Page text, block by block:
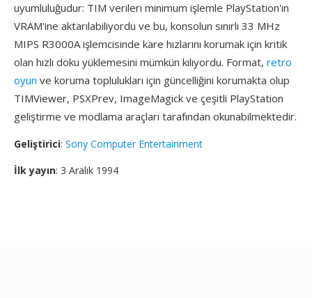
uyumluluğudur: TIM verileri minimum işlemle PlayStation'ın
VRAM'ine aktarılabiliyordu ve bu, konsolun sınırlı 33 MHz
MIPS R3000A işlemcisinde kare hızlarını korumak için kritik
olan hızlı doku yüklemesini mümkün kılıyordu. Format, retro
oyun ve koruma toplulukları için güncelliğini korumakta olup
TIMViewer, PSXPrev, ImageMagick ve çeşitli PlayStation
geliştirme ve modlama araçları tarafından okunabilmektedir.
Geliştirici: Sony Computer Entertainment
İlk yayın: 3 Aralık 1994